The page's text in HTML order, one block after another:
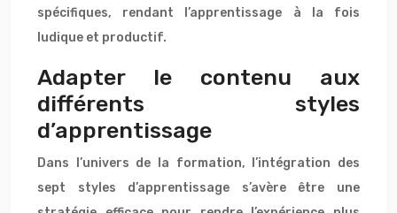
spécifiques, rendant l’apprentissage à la fois
ludique et productif.
Adapter le contenu aux
différents styles
d’apprentissage
Dans l’univers de la formation, l’intégration des
sept styles d’apprentissage s’avère être une